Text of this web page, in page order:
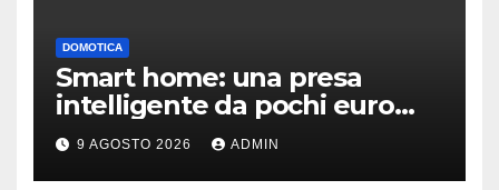
DOMOTICA
Smart home: una presa
intelligente da pochi euro
può fare la differenza
9 AGOSTO 2026 ADMIN